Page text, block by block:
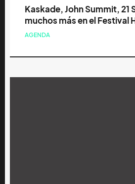
Kaskade, John Summit, 21
muchos más en el Festival
AGENDA